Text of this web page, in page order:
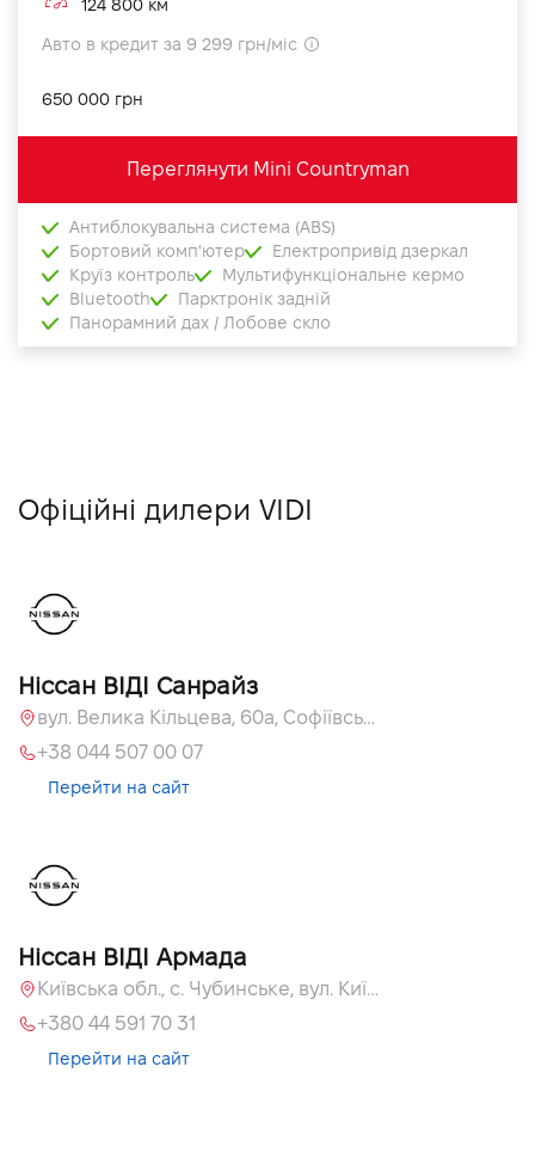
124 800 км
Авто в кредит за 9 299 грн/міс
650 000 грн
Переглянути Mini Countryman
Антиблокувальна система (ABS)
Бортовий комп'ютер
Електропривід дзеркал
Круїз контроль
Мультифункціональне кермо
Bluetooth
Парктронік задній
Панорамний дах / Лобове скло
Офіційні дилери VIDI
Ніссан ВІДІ Санрайз
вул. Велика Кільцева, 60а, Софіївська Борщагівка, Київська обл.
+38 044 507 00 07
Перейти на сайт
Ніссан ВІДІ Армада
Київська обл., c. Чубинське, вул. Київська, 55
+380 44 591 70 31
Перейти на сайт